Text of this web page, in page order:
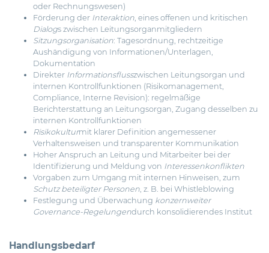
oder Rechnungswesen)
Förderung der Interaktion , eines offenen und kritischen
Dialogs zwischen Leitungsorganmitgliedern
Sitzungsorganisation: Tagesordnung, rechtzeitige
Aushändigung von Informationen/Unterlagen,
Dokumentation
Direkter Informationsflusszwischen Leitungsorgan und
internen Kontrollfunktionen (Risikomanagement,
Compliance, Interne Revision): regelmäßige
Berichterstattung an Leitungsorgan, Zugang desselben zu
internen Kontrollfunktionen
Risikokulturmit klarer Definition angemessener
Verhaltensweisen und transparenter Kommunikation
Hoher Anspruch an Leitung und Mitarbeiter bei der
Identifizierung und Meldung von Interessenkonflikten
Vorgaben zum Umgang mit internen Hinweisen, zum
Schutz beteiligter Personen , z. B. bei Whistleblowing
Festlegung und Überwachung konzernweiter
Governance-Regelungendurch konsolidierendes Institut
Handlungsbedarf